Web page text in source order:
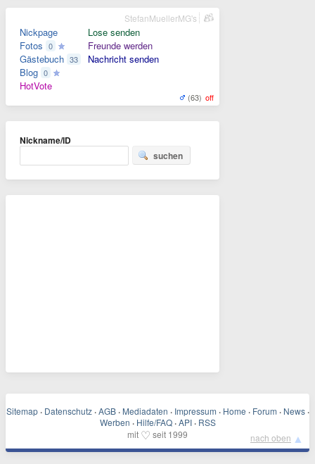
Nickpage
Fotos 0
Gästebuch 33
Blog 0
HotVote
Lose senden
Freunde werden
Nachricht senden
(63) off
StefanMuellerMG's
Nickname/ID
suchen
Sitemap · Datenschutz · AGB · Mediadaten · Impressum · Home · Forum · News ·
Werben · Hilfe/FAQ · API · RSS
mit ♡ seit 1999 nach oben ▲